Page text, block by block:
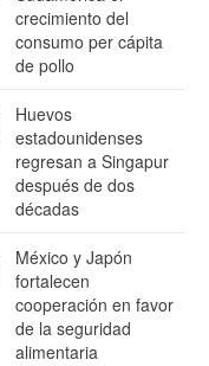
crecimiento del
consumo per cápita
de pollo
Huevos
estadounidenses
regresan a Singapur
después de dos
décadas
México y Japón
fortalecen
cooperación en favor
de la seguridad
alimentaria